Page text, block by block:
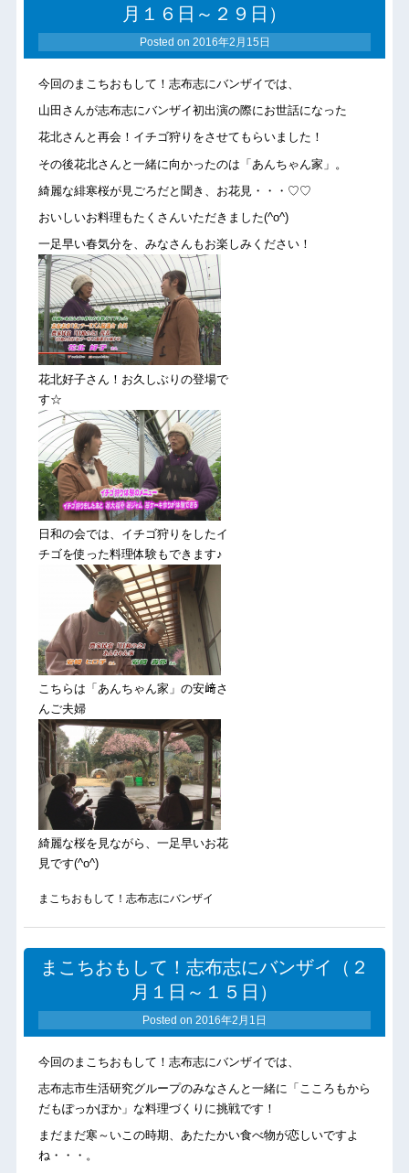
月１６日～２９日）
Posted on 2016年2月15日
今回のまこちおもして！志布志にバンザイでは、
山田さんが志布志にバンザイ初出演の際にお世話になった
花北さんと再会！イチゴ狩りをさせてもらいました！
その後花北さんと一緒に向かったのは「あんちゃん家」。
綺麗な緋寒桜が見ごろだと聞き、お花見・・・♡♡
おいしいお料理もたくさんいただきました(^o^)
一足早い春気分を、みなさんもお楽しみください！
花北好子さん！お久しぶりの登場で
す☆
日和の会では、イチゴ狩りをしたイ
チゴを使った料理体験もできます♪
こちらは「あんちゃん家」の安﨑さ
んご夫婦
綺麗な桜を見ながら、一足早いお花
見です(^o^)
まこちおもして！志布志にバンザイ
まこちおもして！志布志にバンザイ（２
月１日～１５日）
Posted on 2016年2月1日
今回のまこちおもして！志布志にバンザイでは、
志布志市生活研究グループのみなさんと一緒に「こころもから
だもぽっかぽか」な料理づくりに挑戦です！
まだまだ寒～いこの時期、あたたかい食べ物が恋しいですよ
ね・・・。